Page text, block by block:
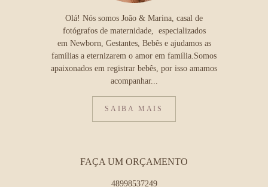
Olá! Nós somos João & Marina, casal de
fotógrafos de maternidade, especializados
em Newborn, Gestantes, Bebês e ajudamos as
famílias a eternizarem o amor em família.Somos
apaixonados em registrar bebês, por isso amamos
acompanhar...
SAIBA MAIS
FAÇA UM ORÇAMENTO
48998537249